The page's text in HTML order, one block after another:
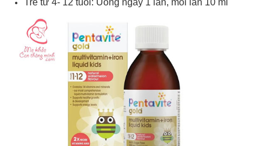
Trẻ từ 4- 12 tuổi: Uống ngày 1 lần, mỗi lần 10 ml